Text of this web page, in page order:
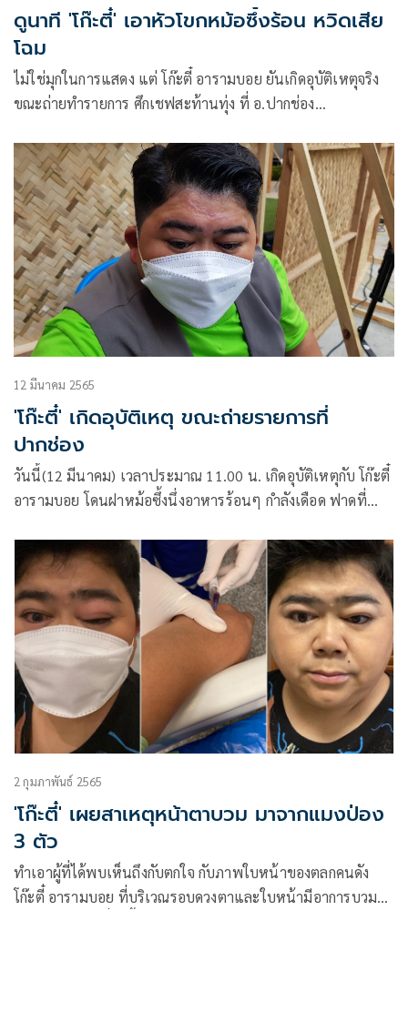
ดูนาที 'โก๊ะตี๋' เอาหัวโขกหม้อซึ้งร้อน หวิดเสีย
โฉม
ไม่ใช่มุกในการแสดง แต่ โก๊ะตี๋ อารามบอย ยันเกิดอุบัติเหตุจริง
ขณะถ่ายทำรายการ ศึกเชฟสะท้านทุ่ง ที่ อ.ปากช่อง
มีนาคม 2565 นี้ กับนาทีเด็ด เดือดทั้งหม้อซึ้งเดือดทั้งกรรมการ
เพราะงานนี้ โก๊ะตี๋ ทุ่มสุดตัว ใส่อารมณ์ไม่ยั้ง หลังเจอ เชฟเคน
ยิงมุกไม่ขำ ด้วยการ เอาหัวโขกกับหม้อซึ้งร้อนๆ ขณะกำลังนึ่ง
ห่อหมกไข่ผำอยู่ ทำเอาอึ้งกันทั้งรายการทีเดียว
12 มีนาคม 2565
'โก๊ะตี๋' เกิดอุบัติเหตุ ขณะถ่ายรายการที่
ปากช่อง
วันนี้(12 มีนาคม) เวลาประมาณ 11.00 น. เกิดอุบัติเหตุกับ โก๊ะตี๋
อารามบอย โดนฝาหม้อซึ้งนึ่งอาหารร้อนๆ กำลังเดือด ฟาดที่
ลั่นทุ่ง ศึกเชฟสะท้านทุ่ง ช่อง 8 ที่บิ๊กซี สาขาปากช่อง โดยมีทีม
สาธารณสุข ที่อยู่ประจำรายการ เข้าช่วยเหลือปฐมพยาบาลทันที
2 กุมภาพันธ์ 2565
'โก๊ะตี๋' เผยสาเหตุหน้าตาบวม มาจากแมงป่อง
3 ตัว
ทำเอาผู้ที่ได้พบเห็นถึงกับตกใจ กับภาพใบหน้าของตลกคนดัง
โก๊ะตี๋ อารามบอย ที่บริเวณรอบดวงตาและใบหน้ามีอาการบวม